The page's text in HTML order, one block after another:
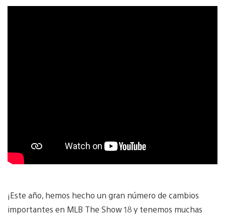
¡Este año, hemos hecho un gran número de cambios
importantes en MLB The Show 18 y tenemos muchas